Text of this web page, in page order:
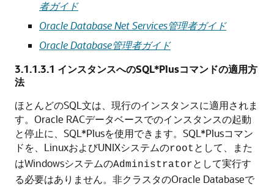
者ガイド
Oracle Database Net Services管理者ガイド
Oracle Database管理者ガイド
3.1.1.3.1 インスタンスへのSQL*Plusコマンドの適用方
法
ほとんどのSQL文は、現行のインスタンスに適用されま
す。Oracle RACデータベースでのインスタンスの起動
と停止に、SQL*Plusを使用できます。SQL*Plusコマン
ドを、LinuxおよびUNIXシステムのroot として、また
はWindowsシステムのAdministratorとして実行す
る必要はありません。非クラスタのOracle Databaseで